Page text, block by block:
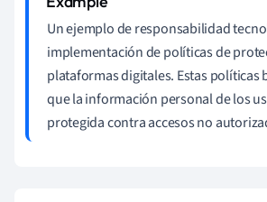
Un ejemplo de responsabilidad
implementación de políticas de
plataformas digitales. Estas políticas
que la información personal de los
protegida contra accesos no